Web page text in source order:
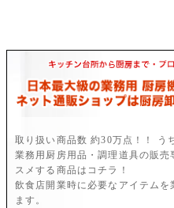
取り扱い商品数 約30万点！！ う
業務用厨房用品・調理道具の販
スメする商品はコチラ！
飲食店開業時に必要なアイテム
ます。